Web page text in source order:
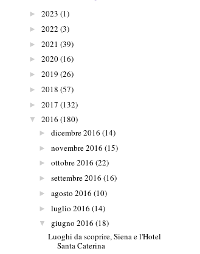
► 2023 (1)
► 2022 (3)
► 2021 (39)
► 2020(16)
► 2019 (26)
► 2018 (57)
► 2017 (132)
▼ 2016 (180)
► dicembre 2016 (14)
► novembre 2016 (15)
► ottobre 2016 (22)
► settembre 2016 (16)
► agosto 2016 (10)
► luglio 2016 (14)
▼ giugno 2016 (18)
Luoghi da scoprire, Siena e l'Hotel
Santa Caterina